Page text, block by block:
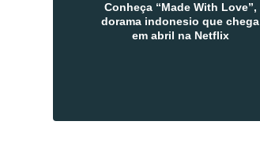
Conheça “Made With Love”,
dorama indonesio que chega
em abril na Netflix